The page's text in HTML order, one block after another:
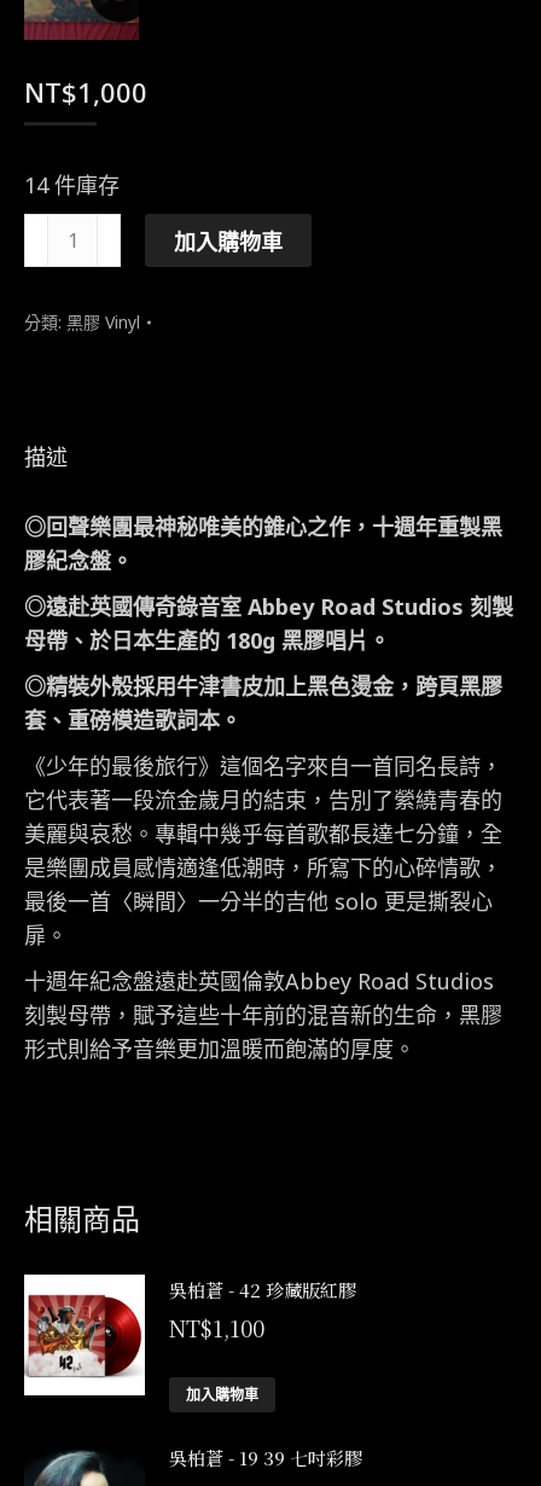
NT$1,000
14 件庫存
年
最
(10th
Remastered
Edition)
12
吋
黑
膠
數
量
加入購物車
分類: 黑膠 Vinyl
描述
◎回聲樂團最神秘唯美的錐心之作，十週年重製黑
膠紀念盤。
◎遠赴英國傳奇錄音室 Abbey Road Studios 刻製
母帶、於日本生產的 180g 黑膠唱片。
◎精裝外殼採用牛津書皮加上黑色燙金，跨頁黑膠
套、重磅模造歌詞本。
《少年的最後旅行》這個名字來自一首同名長詩，
它代表著一段流金歲月的結束，告別了縈繞青春的
美麗與哀愁。專輯中幾乎每首歌都長達七分鐘，全
是樂團成員感情適逢低潮時，所寫下的心碎情歌，
最後一首〈瞬間〉一分半的吉他 solo 更是撕裂心
扉。
十週年紀念盤遠赴英國倫敦Abbey Road Studios
刻製母帶，賦予這些十年前的混音新的生命，黑膠
形式則給予音樂更加溫暖而飽滿的厚度。
相關商品
吳柏蒼 - 42 珍藏版紅膠
NT$1,100
加入購物車
吳柏蒼 - 19 39 七吋彩膠